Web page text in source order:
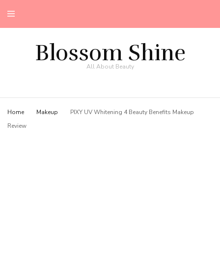
Blossom Shine
All About Beauty
Home Makeup
PIXY UV Whitening 4 Beauty Benefits Makeup
Review